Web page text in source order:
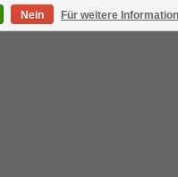
Nein Für weitere